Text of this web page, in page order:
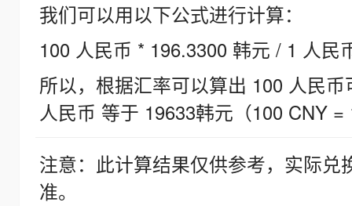
我们可以用以下公式进行计算：
100 人民币 * 196.3300 韩元 / 1 人民
所以，根据汇率可以算出 100 人民
人民币 等于 19633韩元（100 CNY =
注意：此计算结果仅供参考，实际
准。